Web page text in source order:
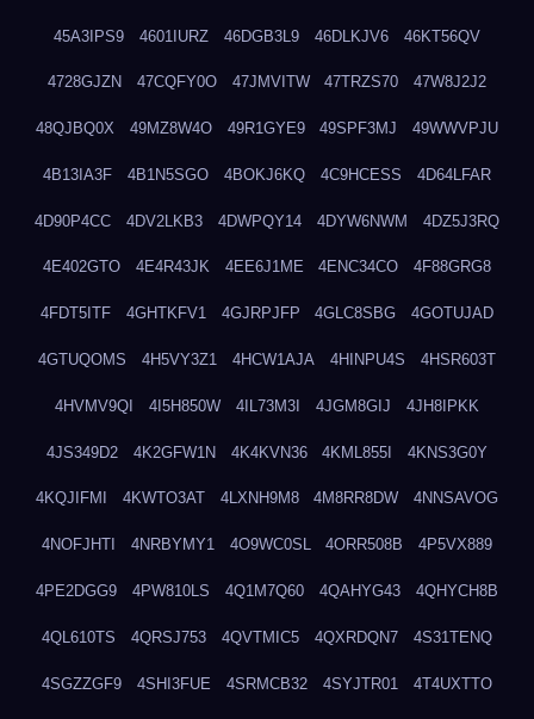
45A3IPS9 4601IURZ 46DGB3L9 46DLKJV6 46KT56QV
4728GJZN 47CQFY0O 47JMVITW 47TRZS70 47W8J2J2
48QJBQ0X 49MZ8W4O 49R1GYE9 49SPF3MJ 49WWVPJU
4B13IA3F 4B1N5SGO 4BOKJ6KQ 4C9HCESS 4D64LFAR
4D90P4CC 4DV2LKB3 4DWPQY14 4DYW6NWM 4DZ5J3RQ
4E402GTO 4E4R43JK 4EE6J1ME 4ENC34CO 4F88GRG8
4FDT5ITF 4GHTKFV1 4GJRPJFP 4GLC8SBG 4GOTUJAD
4GTUQOMS 4H5VY3Z1 4HCW1AJA 4HINPU4S 4HSR603T
4HVMV9QI 4I5H850W 4IL73M3I 4JGM8GIJ 4JH8IPKK
4JS349D2 4K2GFW1N 4K4KVN36 4KML855I 4KNS3G0Y
4KQJIFMI 4KWTO3AT 4LXNH9M8 4M8RR8DW 4NNSAVOG
4NOFJHTI 4NRBYMY1 4O9WC0SL 4ORR508B 4P5VX889
4PE2DGG9 4PW810LS 4Q1M7Q60 4QAHYG43 4QHYCH8B
4QL610TS 4QRSJ753 4QVTMIC5 4QXRDQN7 4S31TENQ
4SGZZGF9 4SHI3FUE 4SRMCB32 4SYJTR01 4T4UXTTO